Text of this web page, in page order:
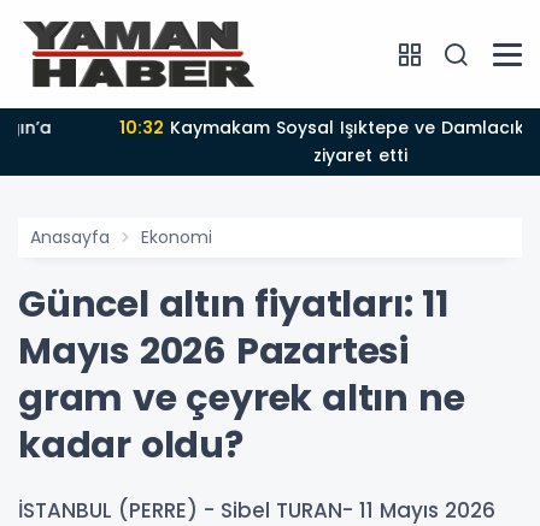
10:32
ziyaret etti
Anasayfa Ekonomi
Güncel altın fiyatları: 11
Mayıs 2026 Pazartesi
gram ve çeyrek altın ne
kadar oldu?
İSTANBUL (PERRE) - Sibel TURAN- 11 Mayıs 2026